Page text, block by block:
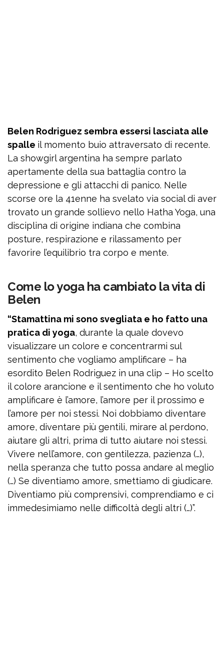
Belen Rodriguez sembra essersi lasciata alle
spalle il momento buio attraversato di recente.
La showgirl argentina ha sempre parlato
apertamente della sua battaglia contro la
depressione e gli attacchi di panico. Nelle
scorse ore la 41enne ha svelato via social di aver
trovato un grande sollievo nello Hatha Yoga, una
disciplina di origine indiana che combina
posture, respirazione e rilassamento per
favorire l’equilibrio tra corpo e mente.
Come lo yoga ha cambiato la vita di
Belen
“Stamattina mi sono svegliata e ho fatto una
pratica di yoga, durante la quale dovevo
visualizzare un colore e concentrarmi sul
sentimento che vogliamo amplificare – ha
esordito Belen Rodriguez in una clip – Ho scelto
il colore arancione e il sentimento che ho voluto
amplificare è l’amore, l’amore per il prossimo e
l’amore per noi stessi. Noi dobbiamo diventare
amore, diventare più gentili, mirare al perdono,
aiutare gli altri, prima di tutto aiutare noi stessi.
Vivere nell’amore, con gentilezza, pazienza (…),
nella speranza che tutto possa andare al meglio
(…) Se diventiamo amore, smettiamo di giudicare.
Diventiamo più comprensivi, comprendiamo e ci
immedesimiamo nelle difficoltà degli altri (…)”.